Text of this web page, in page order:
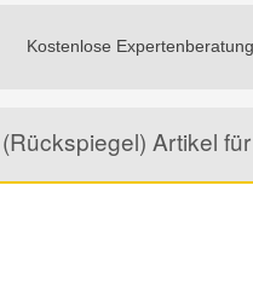
Kostenlose Expertenberatung
Artikel